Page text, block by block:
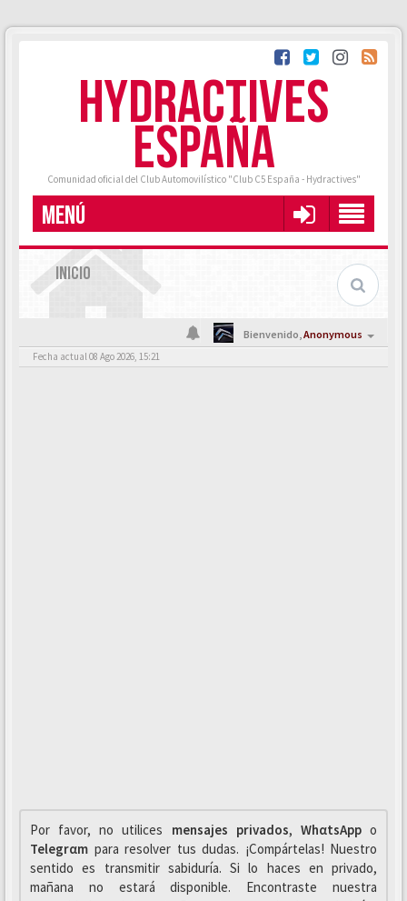
HYDRACTIVES
ESPAÑA
Comunidad oficial del Club Automovilístico "Club C5 España - Hydractives"
MENÚ
INICIO
Bienvenido,Anonymous
Fecha actual 08 Ago 2026, 15:21
Por favor, no utilices mensajes privados, WhαtsAppo
Telegrαm para resolver tus dudas. ¡Compártelas! Nuestro
sentido es transmitir sabiduría. Si lo haces en privado,
mañana no estará disponible. Encontraste nuestra